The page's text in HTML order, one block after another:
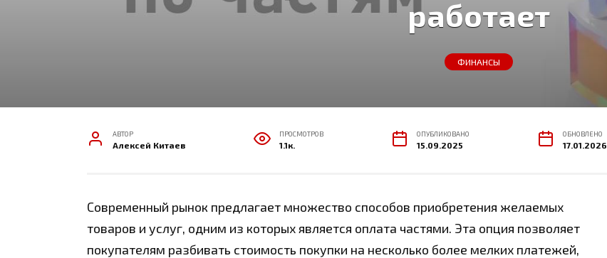
работает
ФИНАНСЫ
АВТОР
Алексей Китаев
ПРОСМОТРОВ
1.1к.
ОПУБЛИКОВАНО
15.09.2025
ОБНОВЛЕНО
17.01.2026
Современный рынок предлагает множество способов приобретения желаемых
товаров и услуг, одним из которых является оплата частями. Эта опция позволяет
покупателям разбивать стоимость покупки на несколько более мелких платежей,